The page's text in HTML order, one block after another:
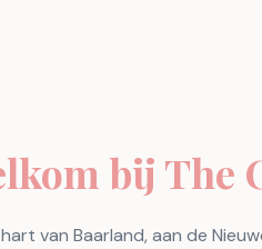
bij The
van Baarland, aan de